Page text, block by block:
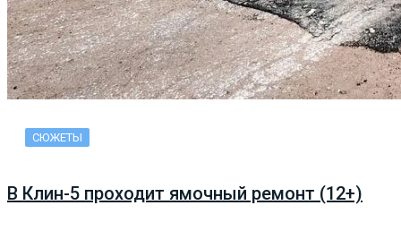
СЮЖЕТЫ
В Клин-5 проходит ямочный ремонт (12+)